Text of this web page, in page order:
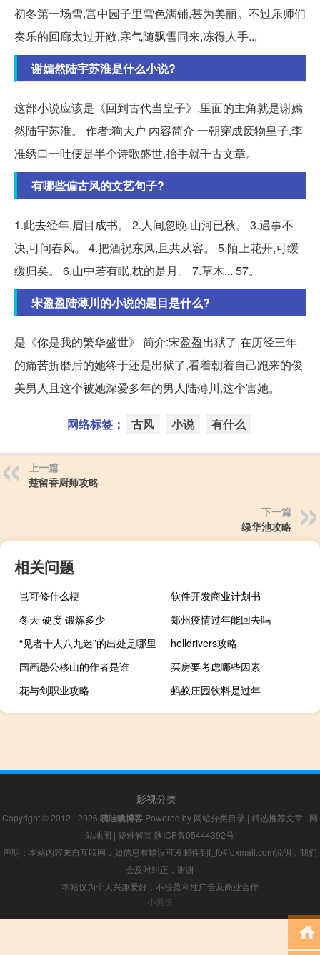
初冬第一场雪,宫中园子里雪色满铺,甚为美丽。不过乐师们
奏乐的回廊太过开敞,寒气随飘雪同来,冻得人手...
谢嫣然陆宇苏淮是什么小说?
这部小说应该是《回到古代当皇子》,里面的主角就是谢嫣
然陆宇苏淮。 作者:狗大户 内容简介 一朝穿成废物皇子,李
准绣口一吐便是半个诗歌盛世,抬手就千古文章。
有哪些偏古风的文艺句子?
1.此去经年,眉目成书。 2.人间忽晚,山河已秋。 3.遇事不
决,可问春风。 4.把酒祝东风,且共从容。 5.陌上花开,可缓
缓归矣。 6.山中若有眠,枕的是月。 7.草⽊... 57。
宋盈盈陆薄川的小说的题目是什么?
是《你是我的繁华盛世》 简介:宋盈盈出狱了,在历经三年
的痛苦折磨后的她终于还是出狱了,看着朝着自己跑来的俊
美男人且这个被她深爱多年的男人陆薄川,这个害她。
网络标签： 古风 小说 有什么
上一篇
楚留香厨师攻略
下一篇
绿华池攻略
相关问题
岂可修什么梗
软件开发商业计划书
冬天 硬度 锻炼多少
郑州疫情过年能回去吗
“见者十人八九迷”的出处是哪里
helldrivers攻略
国画愚公移山的作者是谁
买房要考虑哪些因素
花与剑职业攻略
蚂蚁庄园饮料是过年
影视分类
Copyright © 2012 - 2026 咦哇噢博客 Powered by 网站分类目录 | 精选推荐文章 | 网
站地图 | 疑难解答 陕ICP备05444392号
声明：本站内容来自互联网，如信息有错误可发邮件到f_fb#foxmail.com说明，我们
会及时纠正，谢谢
本站仅为个人兴趣爱好，不接盈利性广告及商业合作
小男孩